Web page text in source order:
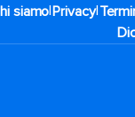
siamo|Privacy|